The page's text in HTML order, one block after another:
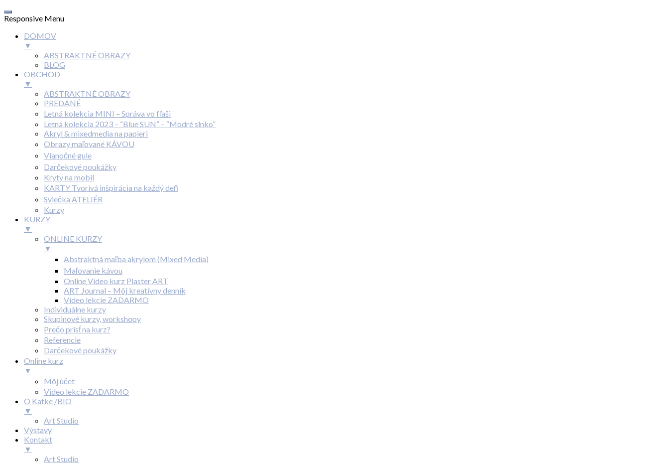
Responsive Menu
DOMOV
▼
ABSTRAKTNÉ OBRAZY
BLOG
OBCHOD
▼
ABSTRAKTNÉ OBRAZY
PREDANÉ
Letná kolekcia MINI – Správa vo fľaši
Letná kolekcia 2023 – “Blue SUN” – “Modré slnko”
Akryl & mixedmedia na papieri
Obrazy maľované KÁVOU
Vianočné gule
Darčekové poukážky
Kryty na mobil
KARTY Tvorivá inšpirácia na každý deň
Sviečka ATELIÉR
Kurzy
KURZY
▼
ONLINE KURZY
▼
Abstraktná maľba akrylom (Mixed Media)
Maľovanie kávou
Online Video kurz Plaster ART
ART Journal – Môj kreatívny denník
Video lekcie ZADARMO
Individuálne kurzy
Skupinové kurzy, workshopy
Prečo prísť na kurz?
Referencie
Darčekové poukážky
Online kurz
▼
Môj účet
Video lekcie ZADARMO
O Katke /BIO
▼
Art Studio
Výstavy
Kontakt
▼
Art Studio